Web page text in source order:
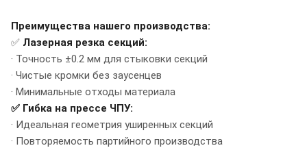
Преимущества нашего производства:
✅ Лазерная резка секций:
· Точность ±0.2 мм для стыковки секций
· Чистые кромки без заусенцев
· Минимальные отходы материала
✅ Гибка на прессе ЧПУ:
· Идеальная геометрия уширенных секций
· Повторяемость партийного производства